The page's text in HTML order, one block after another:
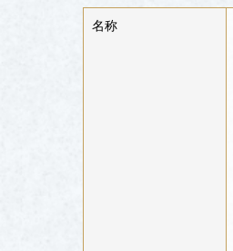
名称